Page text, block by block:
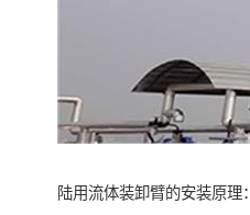
陆用流体装卸臂的安装原理：